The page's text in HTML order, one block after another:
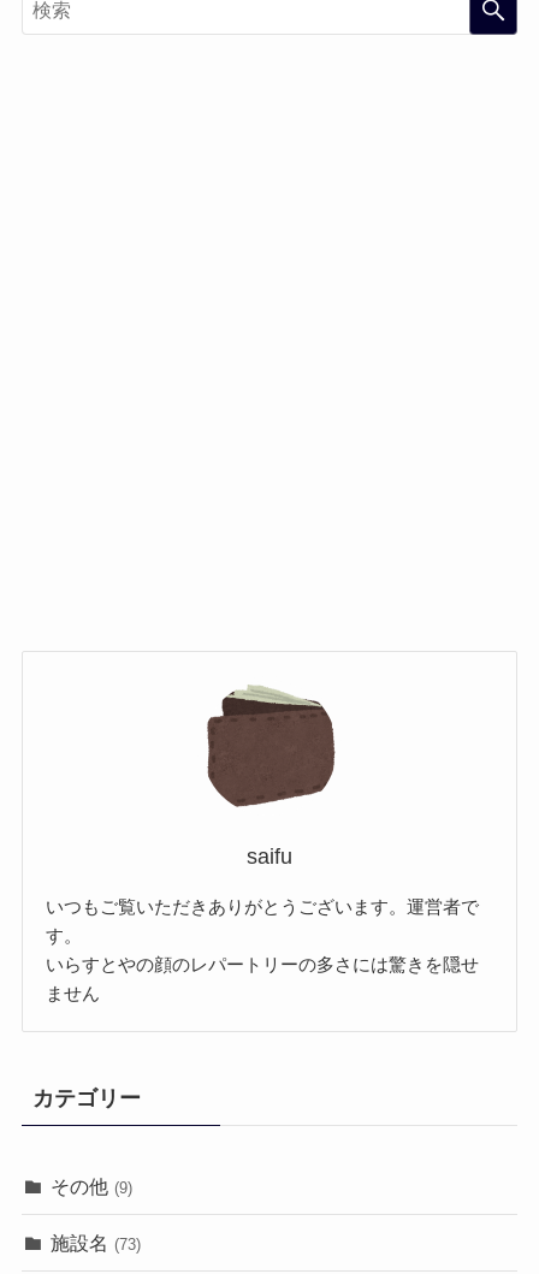
saifu
いつもご覧いただきありがとうございます。運営者で
す。
いらすとやの顔のレパートリーの多さには驚きを隠せ
ません
カテゴリー
その他 (9)
施設名 (73)